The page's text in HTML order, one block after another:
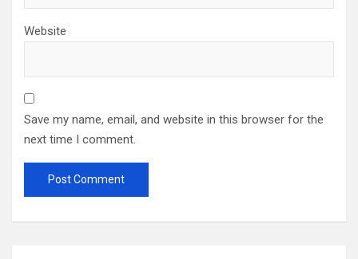
Website
Save my name, email, and website in this browser for the
next time I comment.